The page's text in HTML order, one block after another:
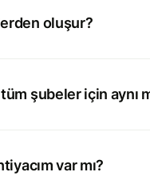
oluşur?
şubeler için aynı
var mı?